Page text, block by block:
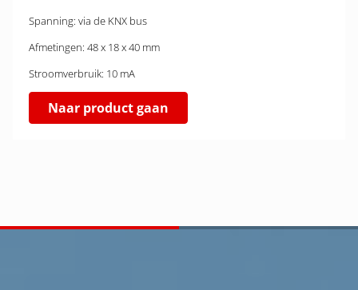
Spanning: via de KNX bus
Afmetingen: 48 x 18 x 40 mm
Stroomverbruik: 10 mA
Naar product gaan